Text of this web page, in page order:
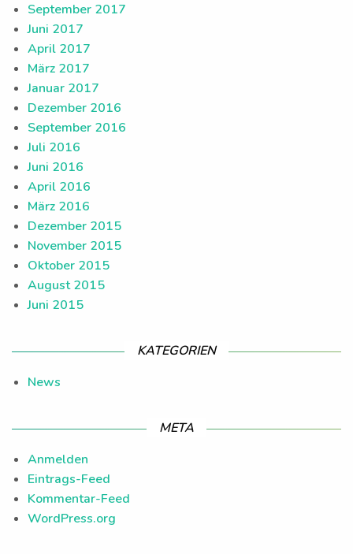
September 2017
Juni 2017
April 2017
März 2017
Januar 2017
Dezember 2016
September 2016
Juli 2016
Juni 2016
April 2016
März 2016
Dezember 2015
November 2015
Oktober 2015
August 2015
Juni 2015
KATEGORIEN
News
META
Anmelden
Eintrags-Feed
Kommentar-Feed
WordPress.org